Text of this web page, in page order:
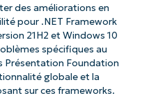
des améliorations en
pour .NET Framework
21H2 et Windows 10
spécifiques au
Présentation Foundation
globale et la
sur ces frameworks.